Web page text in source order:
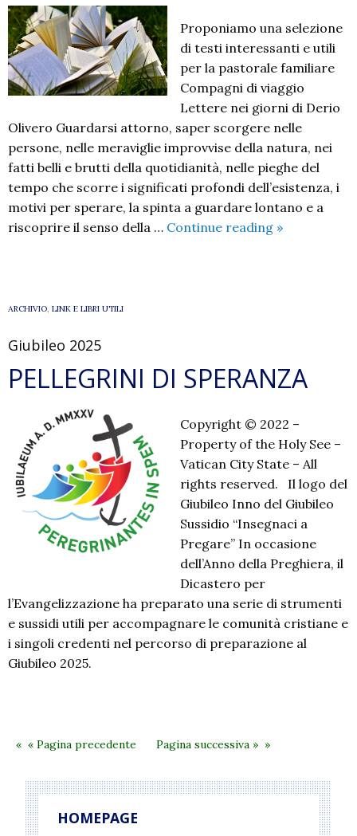
Proponiamo una selezione
di testi interessanti e utili
per la pastorale familiare
Compagni di viaggio
Lettere nei giorni di Derio
Olivero Guardarsi attorno, saper scorgere nelle
persone, nelle meraviglie improvvise della natura, nei
fatti belli e brutti della quotidianità, nelle pieghe del
tempo che scorre i significati profondi dell’esistenza, i
motivi per sperare, la spinta a guardare lontano e a
riscoprire il senso della … Continue reading Testi
»
ARCHIVIO, LINK E LIBRI UTILI
Giubileo 2025
PELLEGRINI DI SPERANZA
Copyright © 2022 –
Property of the Holy See –
Vatican City State – All
rights reserved. Il logo del
Giubileo Inno del Giubileo
Sussidio “Insegnaci a
Pregare” In occasione
dell’Anno della Preghiera, il
Dicastero per
l’Evangelizzazione ha preparato una serie di strumenti
e sussidi utili per accompagnare le comunità cristiane e
i singoli credenti nel percorso di preparazione al
Giubileo 2025.
« Pagina precedente Pagina successiva »
HOMEPAGE